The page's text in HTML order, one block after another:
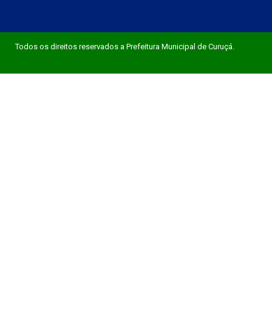
Todos os direitos reservados a Prefeitura Municipal de Curuçá.